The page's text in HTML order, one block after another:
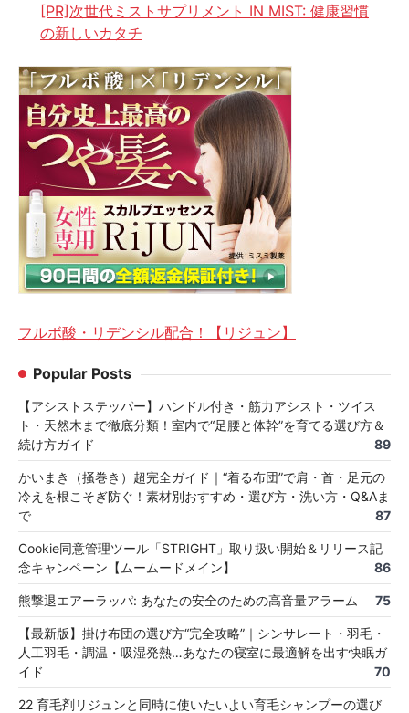
[PR]次世代ミストサプリメント IN MIST: 健康習慣
の新しいカタチ
フルボ酸・リデンシル配合！【リジュン】
Popular Posts
【アシストステッパー】ハンドル付き・筋力アシスト・ツイス
ト・天然木まで徹底分類！室内で“足腰と体幹”を育てる選び方＆
続け方ガイド
89
かいまき（掻巻き）超完全ガイド｜“着る布団”で肩・首・足元の
冷えを根こそぎ防ぐ！素材別おすすめ・選び方・洗い方・Q&Aま
で
87
Cookie同意管理ツール「STRIGHT」取り扱い開始＆リリース記
念キャンペーン【ムームードメイン】
86
熊撃退エアーラッパ: あなたの安全のための高音量アラーム 75
【最新版】掛け布団の選び方“完全攻略”｜シンサレート・羽毛・
人工羽毛・調温・吸湿発熱…あなたの寝室に最適解を出す快眠ガ
イド
70
22 育毛剤リジュンと同時に使いたいよい育毛シャンプーの選び